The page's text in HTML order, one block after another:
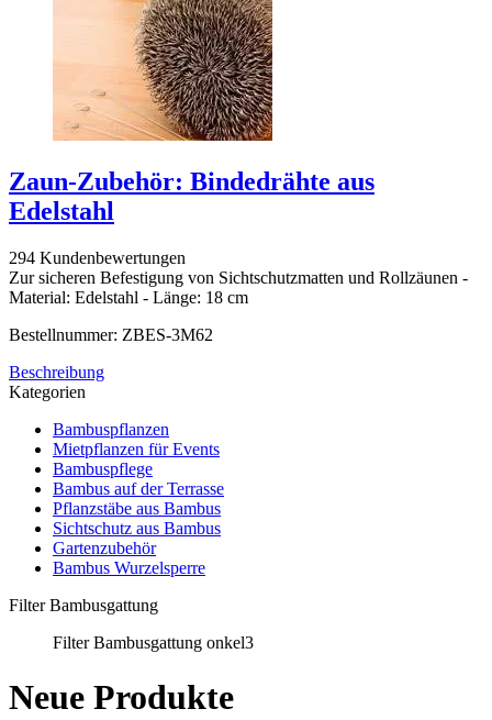
Zaun-Zubehör: Bindedrähte aus
Edelstahl
294 Kundenbewertungen
Zur sicheren Befestigung von Sichtschutzmatten und Rollzäunen -
Material: Edelstahl - Länge: 18 cm
Bestellnummer: ZBES-3M62
Beschreibung
Kategorien
Bambuspflanzen
Mietpflanzen für Events
Bambuspflege
Bambus auf der Terrasse
Pflanzstäbe aus Bambus
Sichtschutz aus Bambus
Gartenzubehör
Bambus Wurzelsperre
Filter Bambusgattung
Filter Bambusgattung onkel3
Neue Produkte